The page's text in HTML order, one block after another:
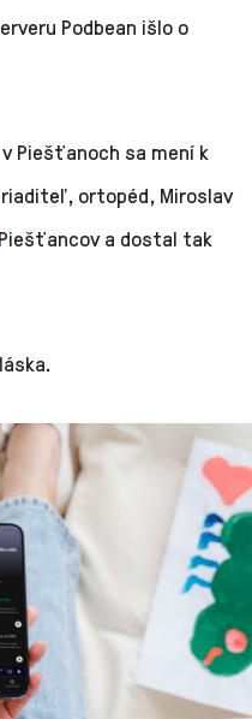
Podbean išlo o
Piešťanoch sa mení k
ortopéd, Miroslav
Piešťancov a dostal tak